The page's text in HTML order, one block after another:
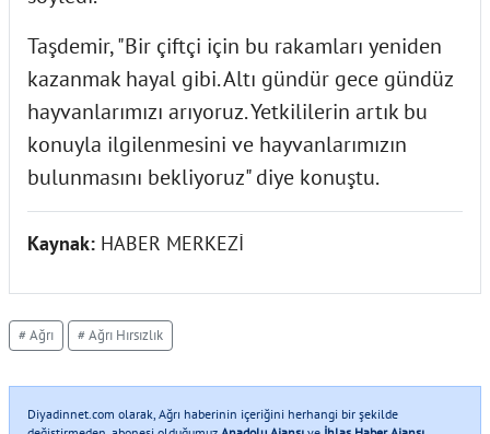
Taşdemir, "Bir çiftçi için bu rakamları yeniden
kazanmak hayal gibi. Altı gündür gece gündüz
hayvanlarımızı arıyoruz. Yetkililerin artık bu
konuyla ilgilenmesini ve hayvanlarımızın
bulunmasını bekliyoruz" diye konuştu.
Kaynak: HABER MERKEZİ
# Ağrı # Ağrı Hırsızlık
Diyadinnet.com olarak, Ağrı haberinin içeriğini herhangi bir şekilde